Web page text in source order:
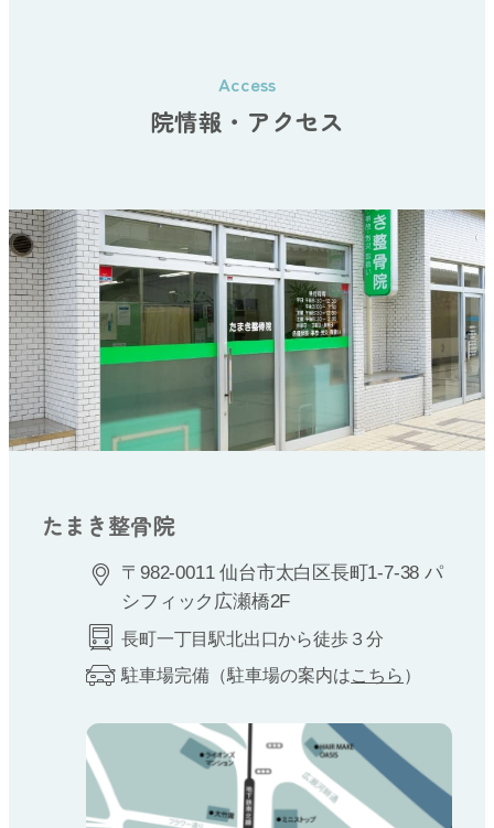
院情報・アクセス
たまき整骨院
〒982-0011 仙台市太白区長町1-7-38 パ
シフィック広瀬橋2F
長町一丁目駅北出口から徒歩３分
駐車場完備（駐車場の案内はこちら ）